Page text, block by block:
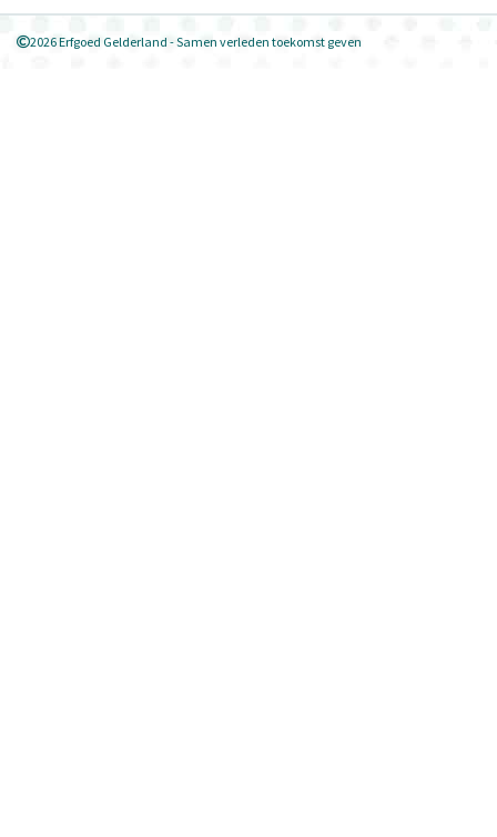
2026 Erfgoed Gelderland - Samen verleden toekomst geven